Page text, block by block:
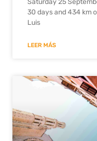
30 days and 434 km
Luis
LEER MÁS